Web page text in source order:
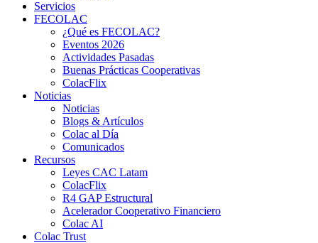
Servicios
FECOLAC
¿Qué es FECOLAC?
Eventos 2026
Actividades Pasadas
Buenas Prácticas Cooperativas
ColacFlix
Noticias
Noticias
Blogs & Artículos
Colac al Día
Comunicados
Recursos
Leyes CAC Latam
ColacFlix
R4 GAP Estructural
Acelerador Cooperativo Financiero
Colac AI
Colac Trust